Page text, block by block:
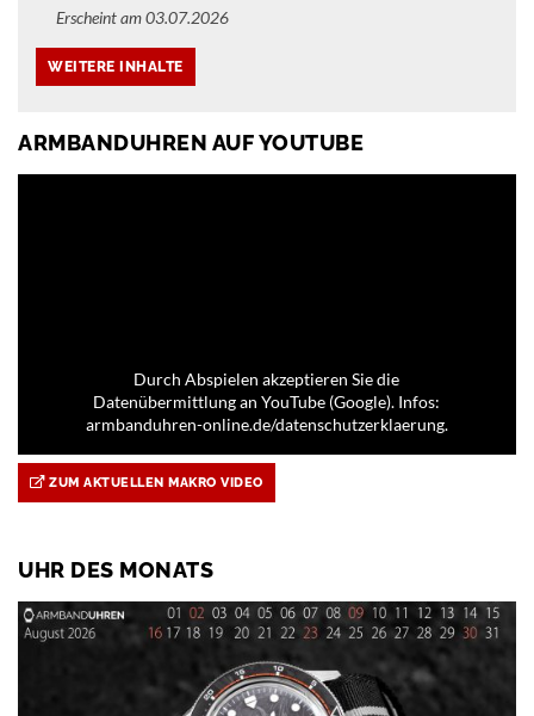
Erscheint am 03.07.2026
ARMBANDUHREN AUF YOUTUBE
Durch Abspielen akzeptieren Sie die
Datenübermittlung an YouTube (Google). Infos:
armbanduhren-online.de/datenschutzerklaerung.
ZUM AKTUELLEN MAKRO VIDEO
UHR DES MONATS